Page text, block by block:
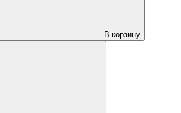
В корзину